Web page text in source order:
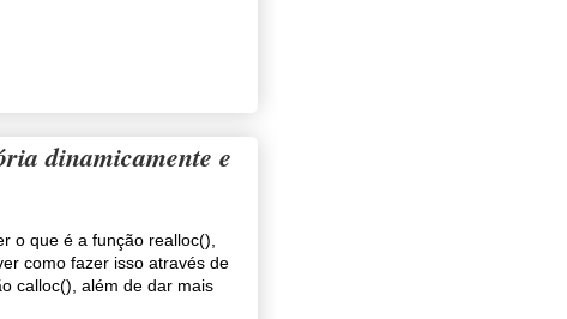
dinamicamente e
o que é a função realloc(),
como fazer isso através de
calloc(), além de dar mais